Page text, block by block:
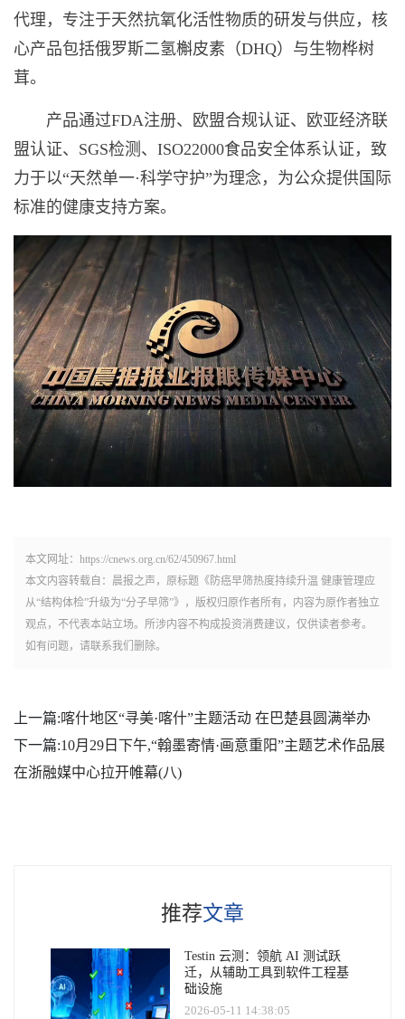
代理，专注于天然抗氧化活性物质的研发与供应，核
心产品包括俄罗斯二氢槲皮素（DHQ）与生物桦树
茸。
产品通过FDA注册、欧盟合规认证、欧亚经济联
盟认证、SGS检测、ISO22000食品安全体系认证，致
力于以“天然单一·科学守护”为理念，为公众提供国际
标准的健康支持方案。
本文网址：https://cnews.org.cn/62/450967.html
本文内容转载自：晨报之声，原标题《​防癌早筛热度持续升温 健康管理应
从“结构体检”升级为“分子早筛”》，版权归原作者所有，内容为原作者独立
观点，不代表本站立场。所涉内容不构成投资消费建议，仅供读者参考。
如有问题，请联系我们删除。
上一篇:喀什地区“寻美·喀什”主题活动 在巴楚县圆满举办
下一篇:10月29日下午,“翰墨寄情·画意重阳”主题艺术作品展
在浙融媒中心拉开帷幕(八)
推荐文章
Testin 云测：领航 AI 测试跃
迁，从辅助工具到软件工程基
础设施
2026-05-11 14:38:05